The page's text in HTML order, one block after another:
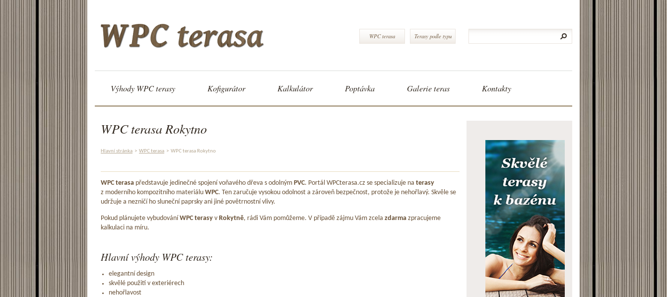
WPC terasa Terasy podle typu
Výhody WPC terasy Kofigurátor Kalkulátor Poptávka Galerie teras Kontakty
WPC terasa Rokytno
Hlavní stránka > WPC terasa > WPC terasa Rokytno
WPC terasa představuje jedinečné spojení voňavého dřeva s odolným PVC. Portál WPCterasa.cz se specializuje na terasy
z moderního kompozitního materiálu WPC. Ten zaručuje vysokou odolnost a zároveň bezpečnost, protože je nehořlavý. Skvěle se
udržuje a nezničí ho sluneční paprsky ani jiné povětrnostní vlivy.
Pokud plánujete vybudování WPC terasy v Rokytně, rádi Vám pomůžeme. V případě zájmu Vám zcela zdarma zpracujeme
kalkulaci na míru.
Hlavní výhody WPC terasy:
elegantní design
skvělé použití v exteriérech
nehořlavost